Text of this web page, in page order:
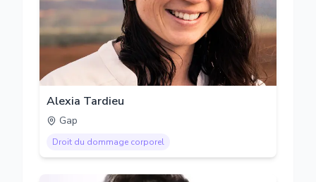
Alexia Tardieu
Gap
Droit du dommage corporel